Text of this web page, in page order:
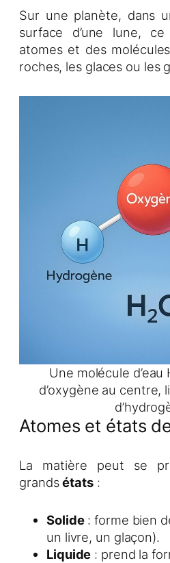
Sur une planète, dans
surface d’une lune,
atomes et des
roches, les glaces ou les
Une molécule d’eau
d’oxygène au centre,
Atomes et états
La matière peut se
grandsétats:
Solide: forme bien
un livre, un glaçon).
Liquide : prend la